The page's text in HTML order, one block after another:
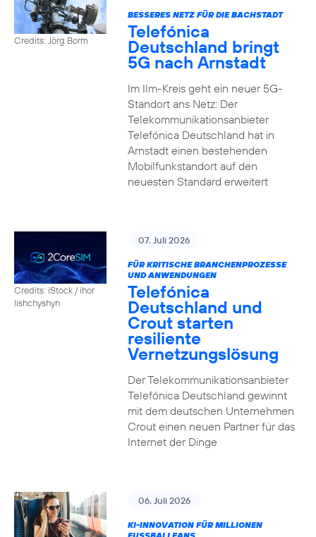
Credits: Jörg Borm
BESSERES NETZ FÜR DIE BACHSTADT
Telefónica
Deutschland bringt
5G nach Arnstadt
Im Ilm-Kreis geht ein neuer 5G-
Standort ans Netz: Der
Telekommunikationsanbieter
Telefónica Deutschland hat in
Arnstadt einen bestehenden
Mobilfunkstandort auf den
neuesten Standard erweitert
Credits: iStock / ihor
lishchyshyn
07. Juli 2026
FÜR KRITISCHE BRANCHENPROZESSE
UND ANWENDUNGEN
Telefónica
Deutschland und
Crout starten
resiliente
Vernetzungslösung
Der Telekommunikationsanbieter
Telefónica Deutschland gewinnt
mit dem deutschen Unternehmen
Crout einen neuen Partner für das
Internet der Dinge
06. Juli 2026
KI-INNOVATION FÜR MILLIONEN